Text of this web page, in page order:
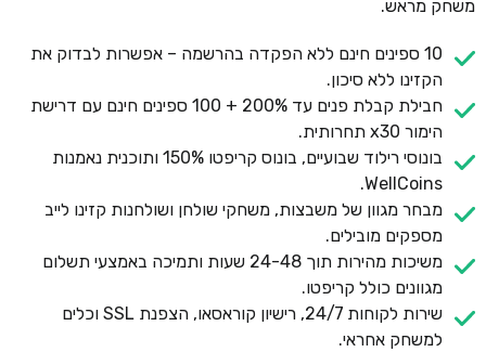
משחק מראש.
10 ספינים חינם ללא הפקדה בהרשמה – אפשרות לבדוק את
הקזינו ללא סיכון.
חבילת קבלת פנים עד 200% + 100 ספינים חינם עם דרישת
הימור x30 תחרותית.
בונוסי רילוד שבועיים, בונוס קריפטו 150% ותוכנית נאמנות
WellCoins.
מבחר מגוון של משבצות, משחקי שולחן ושולחנות קזינו לייב
מספקים מובילים.
משיכות מהירות תוך 24-48 שעות ותמיכה באמצעי תשלום
מגוונים כולל קריפטו.
שירות לקוחות 24/7, רישיון קוראסאו, הצפנת SSL וכלים
למשחק אחראי.